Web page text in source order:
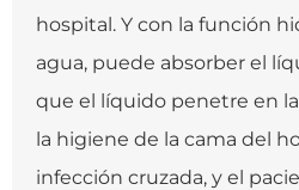
hospital. Y con la función
agua, puede absorber el
que el líquido penetre en
la higiene de la cama del
infección cruzada, y el